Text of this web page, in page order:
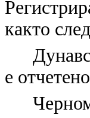
както
е